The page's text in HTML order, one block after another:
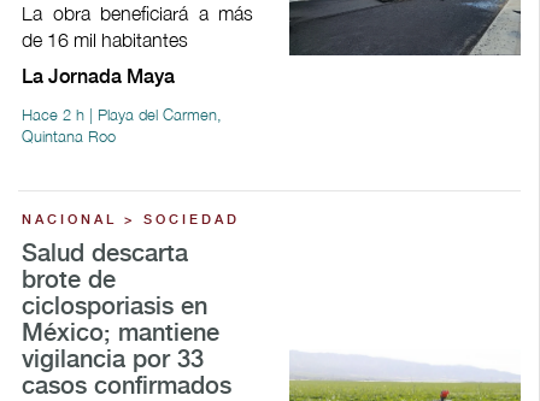
La obra beneficiará a más
de 16 mil habitantes
La Jornada Maya
Hace 2 h | Playa del Carmen,
Quintana Roo
NACIONAL > SOCIEDAD
Salud descarta
brote de
ciclosporiasis en
México; mantiene
vigilancia por 33
casos confirmados